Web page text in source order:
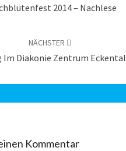
2014 – Nachlese
NÄCHSTER
Im Diakonie Zentrum Eckental
Kommentar